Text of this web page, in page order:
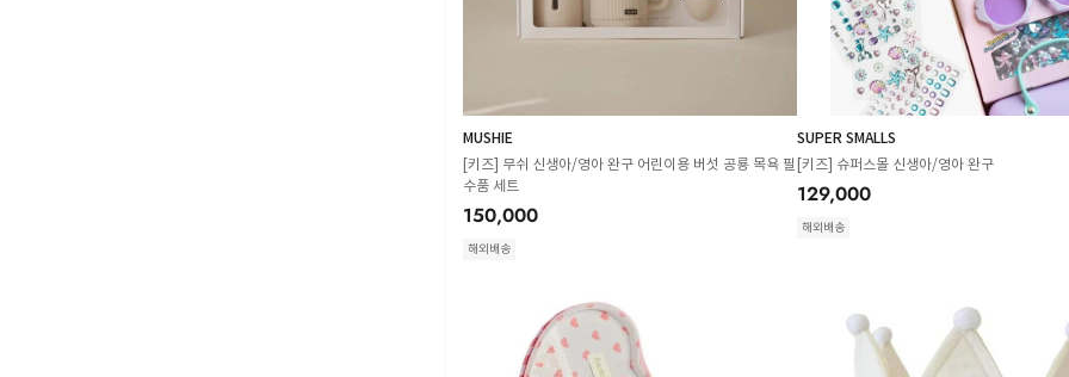
MUSHIE
[키즈] 무쉬 신생아/영아 완구 어린이용 버섯 공룡 목욕 필
수품 세트
150,000
해외배송
SUPER SMALLS
[키즈] 슈퍼스몰 신생아/영아 완구
129,000
해외배송